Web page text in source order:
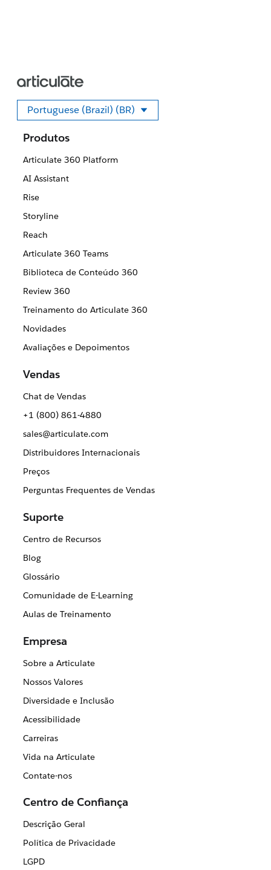
Portuguese (Brazil) (BR)
Selecione seu idioma
Produtos
Articulate 360 Platform
AI Assistant
Rise
Storyline
Reach
Articulate 360 Teams
Biblioteca de Conteúdo 360
Review 360
Treinamento do Articulate 360
Novidades
Avaliações e Depoimentos
Vendas
Chat de Vendas
+1 (800) 861-4880
sales@articulate.com
Distribuidores Internacionais
Preços
Perguntas Frequentes de Vendas
Suporte
Centro de Recursos
Blog
Glossário
Comunidade de E-Learning
Aulas de Treinamento
Empresa
Sobre a Articulate
Nossos Valores
Diversidade e Inclusão
Acessibilidade
Carreiras
Vida na Articulate
Contate-nos
Centro de Confiança
Descrição Geral
Política de Privacidade
LGPD